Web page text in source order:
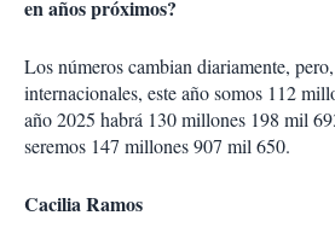
en años próximos?
Los números cambian diariamente,
internacionales, este año somos 112
año 2025 habrá 130 millones 198 mil
seremos 147 millones 907 mil 650.
Cacilia Ramos